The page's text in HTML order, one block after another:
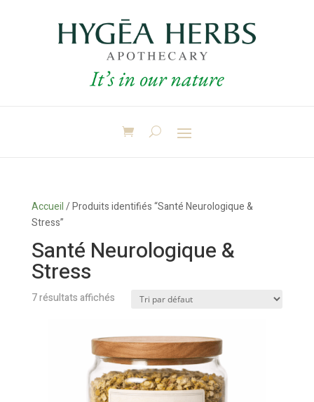
Accueil/ Produits identifiés “Santé Neurologique &
Stress”
Santé Neurologique &
Stress
7 résultats affichés